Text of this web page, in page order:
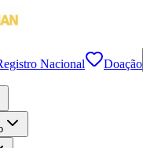
Nacional Doação